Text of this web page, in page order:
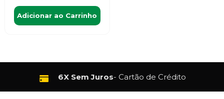
Adicionar ao Carrinho
6X Sem Juros- Cartão de Crédito